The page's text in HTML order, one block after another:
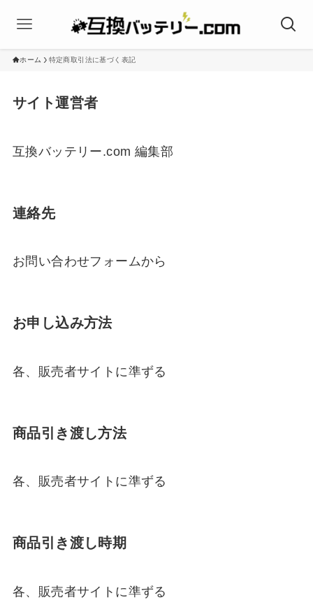
ホーム 特定商取引法に基づく表記
サイト運営者
互換バッテリー.com 編集部
連絡先
お問い合わせフォームから
お申し込み方法
各、販売者サイトに準ずる
商品引き渡し方法
各、販売者サイトに準ずる
商品引き渡し時期
各、販売者サイトに準ずる